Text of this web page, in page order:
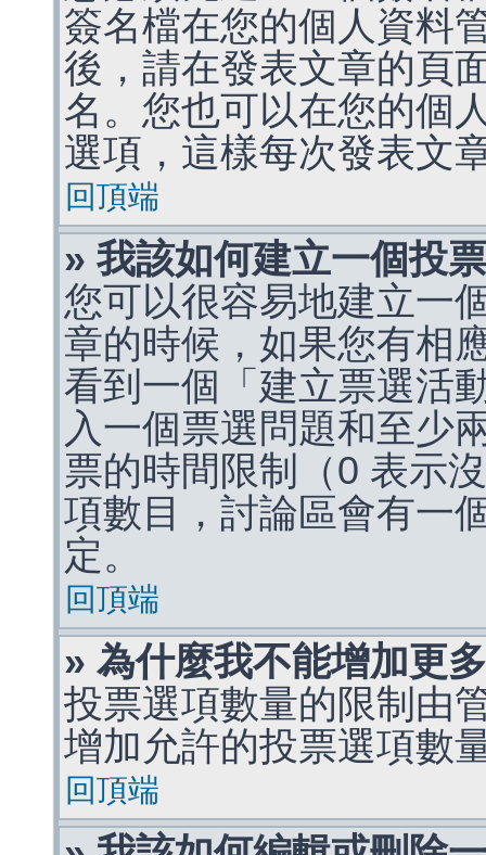
簽名檔在您的個人資料
後，請在發表文章的頁
名。您也可以在您的個
選項，這樣每次發表文
回頂端
» 我該如何建立一個投
您可以很容易地建立一
章的時候，如果您有相
看到一個「建立票選活
入一個票選問題和至少
票的時間限制（0 表示
項數目，討論區會有一
定。
回頂端
» 為什麼我不能增加更
投票選項數量的限制由
增加允許的投票選項數
回頂端